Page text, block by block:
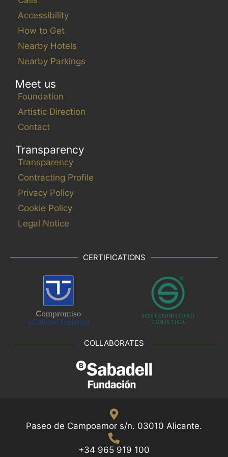
Accessibility
How to Get
Nearby Hotels
Nearby Parkings
Meet us
Foundation
Artistic Direction
Contact
Transparency
Transparency
Contracting Profile
Privacy Policy
Cookie Policy
Legal Notice
CERTIFICATIONS
COLLABORATES
Paseo de Campoamor s/n. 03010 Alicante.
+34 965 919 100